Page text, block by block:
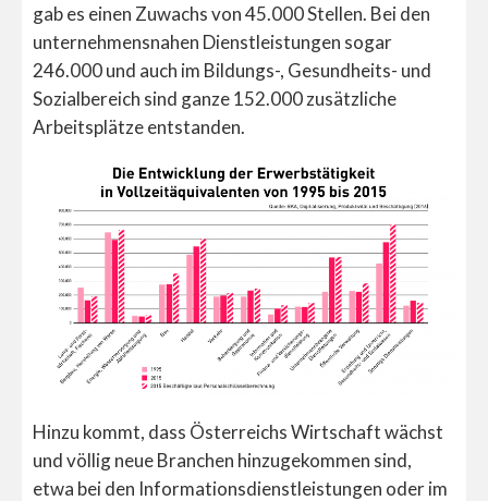
gab es einen Zuwachs von 45.000 Stellen. Bei den
unternehmensnahen Dienstleistungen sogar
246.000 und auch im Bildungs-, Gesundheits- und
Sozialbereich sind ganze 152.000 zusätzliche
Arbeitsplätze entstanden.
Hinzu kommt, dass Österreichs Wirtschaft wächst
und völlig neue Branchen hinzugekommen sind,
etwa bei den Informationsdienstleistungen oder im